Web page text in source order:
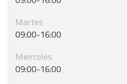
Martes
09:00-16:00
Miercoles
09:00-16:00